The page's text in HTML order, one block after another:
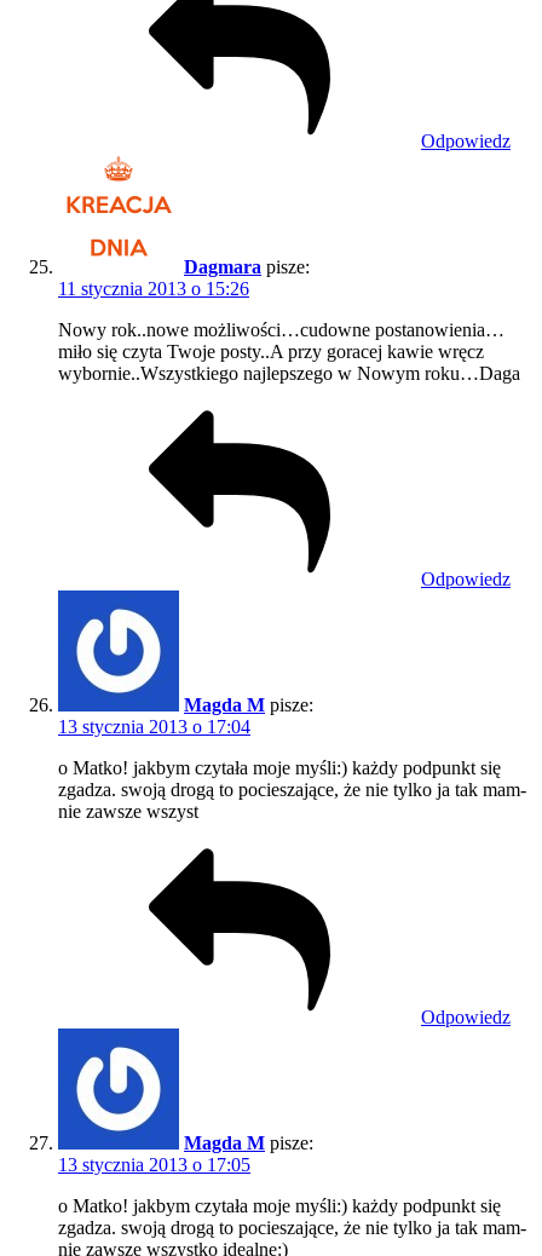
Odpowiedz
Dagmara pisze:
11 stycznia 2013 o 15:26
Nowy rok..nowe możliwości…cudowne postanowienia…
miło się czyta Twoje posty..A przy goracej kawie wręcz
wybornie..Wszystkiego najlepszego w Nowym roku…Daga
Odpowiedz
Magda M pisze:
13 stycznia 2013 o 17:04
o Matko! jakbym czytała moje myśli:) każdy podpunkt się
zgadza. swoją drogą to pocieszające, że nie tylko ja tak mam-
nie zawsze wszyst
Odpowiedz
Magda M pisze:
13 stycznia 2013 o 17:05
o Matko! jakbym czytała moje myśli:) każdy podpunkt się
zgadza. swoją drogą to pocieszające, że nie tylko ja tak mam-
nie zawsze wszystko idealne:)